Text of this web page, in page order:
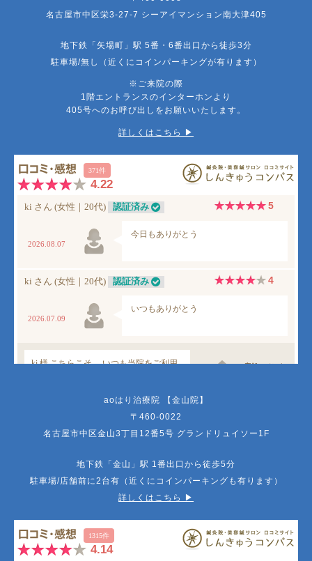
名古屋市中区栄3-27-7 シーアイマンション南大津405
地下鉄「矢場町」駅 5番・6番出口から徒歩3分
駐車場/無し（近くにコインパーキングが有ります）
※ご来院の際
1階エントランスのインターホンより
405号へのお呼び出しをお願いいたします。
詳しくはこちら ▶︎
aoはり治療院 【金山院】
〒460-0022
名古屋市中区金山3丁目12番5号 グランドリュイソー1F
地下鉄「金山」駅 1番出口から徒歩5分
駐車場/店舗前に2台有（近くにコインパーキングも有ります）
詳しくはこちら ▶︎